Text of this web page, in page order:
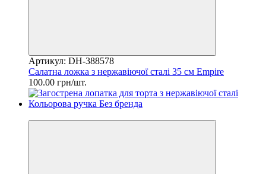
Артикул: DH-388578
Салатна ложка з нержавіючої сталі 35 см Empire
100.00 грн/шт.